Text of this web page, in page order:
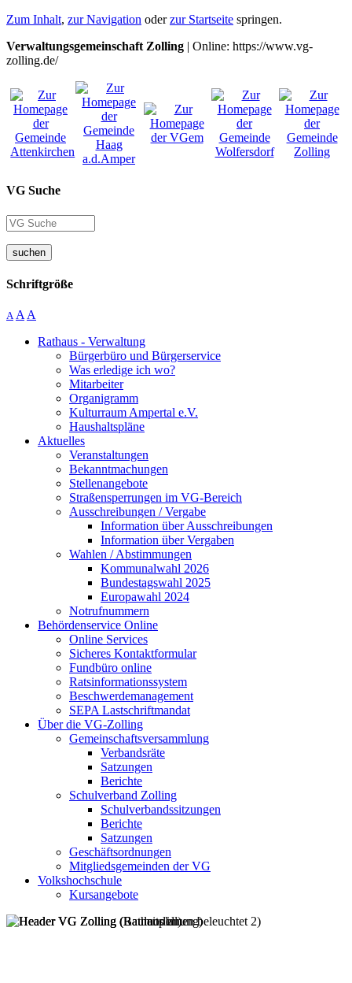
Zum Inhalt, zur Navigation oderzur Startseite springen.
Verwaltungsgemeinschaft Zolling | Online: https://www.vg-
zolling.de/
VG Suche
suchen
Schriftgröße
A A A
Rathaus - Verwaltung
Bürgerbüro und Bürgerservice
Was erledige ich wo?
Mitarbeiter
Organigramm
Kulturraum Ampertal e.V.
Haushaltspläne
Aktuelles
Veranstaltungen
Bekanntmachungen
Stellenangebote
Straßensperrungen im VG-Bereich
Ausschreibungen / Vergabe
Information über Ausschreibungen
Information über Vergaben
Wahlen / Abstimmungen
Kommunalwahl 2026
Bundestagswahl 2025
Europawahl 2024
Notrufnummern
Behördenservice Online
Online Services
Sicheres Kontaktformular
Fundbüro online
Ratsinformationssystem
Beschwerdemanagement
SEPA Lastschriftmandat
Über die VG-Zolling
Gemeinschaftsversammlung
Verbandsräte
Satzungen
Berichte
Schulverband Zolling
Schulverbandssitzungen
Berichte
Satzungen
Geschäftsordnungen
Mitgliedsgemeinden der VG
Volkshochschule
Kursangebote